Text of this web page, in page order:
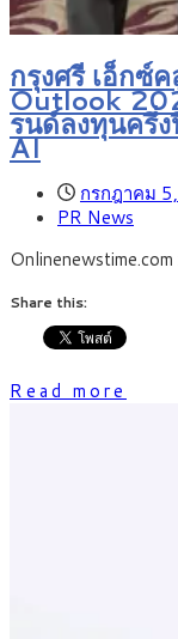
กรุงศรี เอ็กซ์
Outlook
รนด์ลงทุนครึ่
AI
กรกฎาคม
PR News
Share this:
Read more